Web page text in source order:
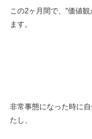
この2ヶ月間で、”価値
ます。
非常事態になった時に
たし、